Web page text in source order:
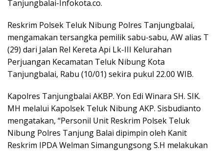
Tanjungbalai-Infokota.co.
Reskrim Polsek Teluk Nibung Polres Tanjungbalai,
mengamakan tersangka pemilik sabu-sabu, AW alias T
(29) dari Jalan Rel Kereta Api Lk-III Kelurahan
Perjuangan Kecamatan Teluk Nibung Kota
Tanjungbalai, Rabu (10/01) sekira pukul 22.00 WIB.
Kapolres Tanjungbalai AKBP. Yon Edi Winara SH. SIK.
MH melalui Kapolsek Teluk Nibung AKP. Sisbudianto
mengatakan, “Personil Unit Reskrim Polsek Teluk
Nibung Polres Tanjung Balai dipimpin oleh Kanit
Reskrim IPDA Welman Simangungsong S.H melakukan